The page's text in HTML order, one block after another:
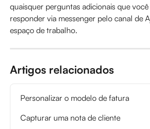
quaisquer perguntas adicionais que
responder via messenger pelo canal de
espaço de trabalho.
Artigos relacionados
Personalizar o modelo de fatura
Capturar uma nota de cliente